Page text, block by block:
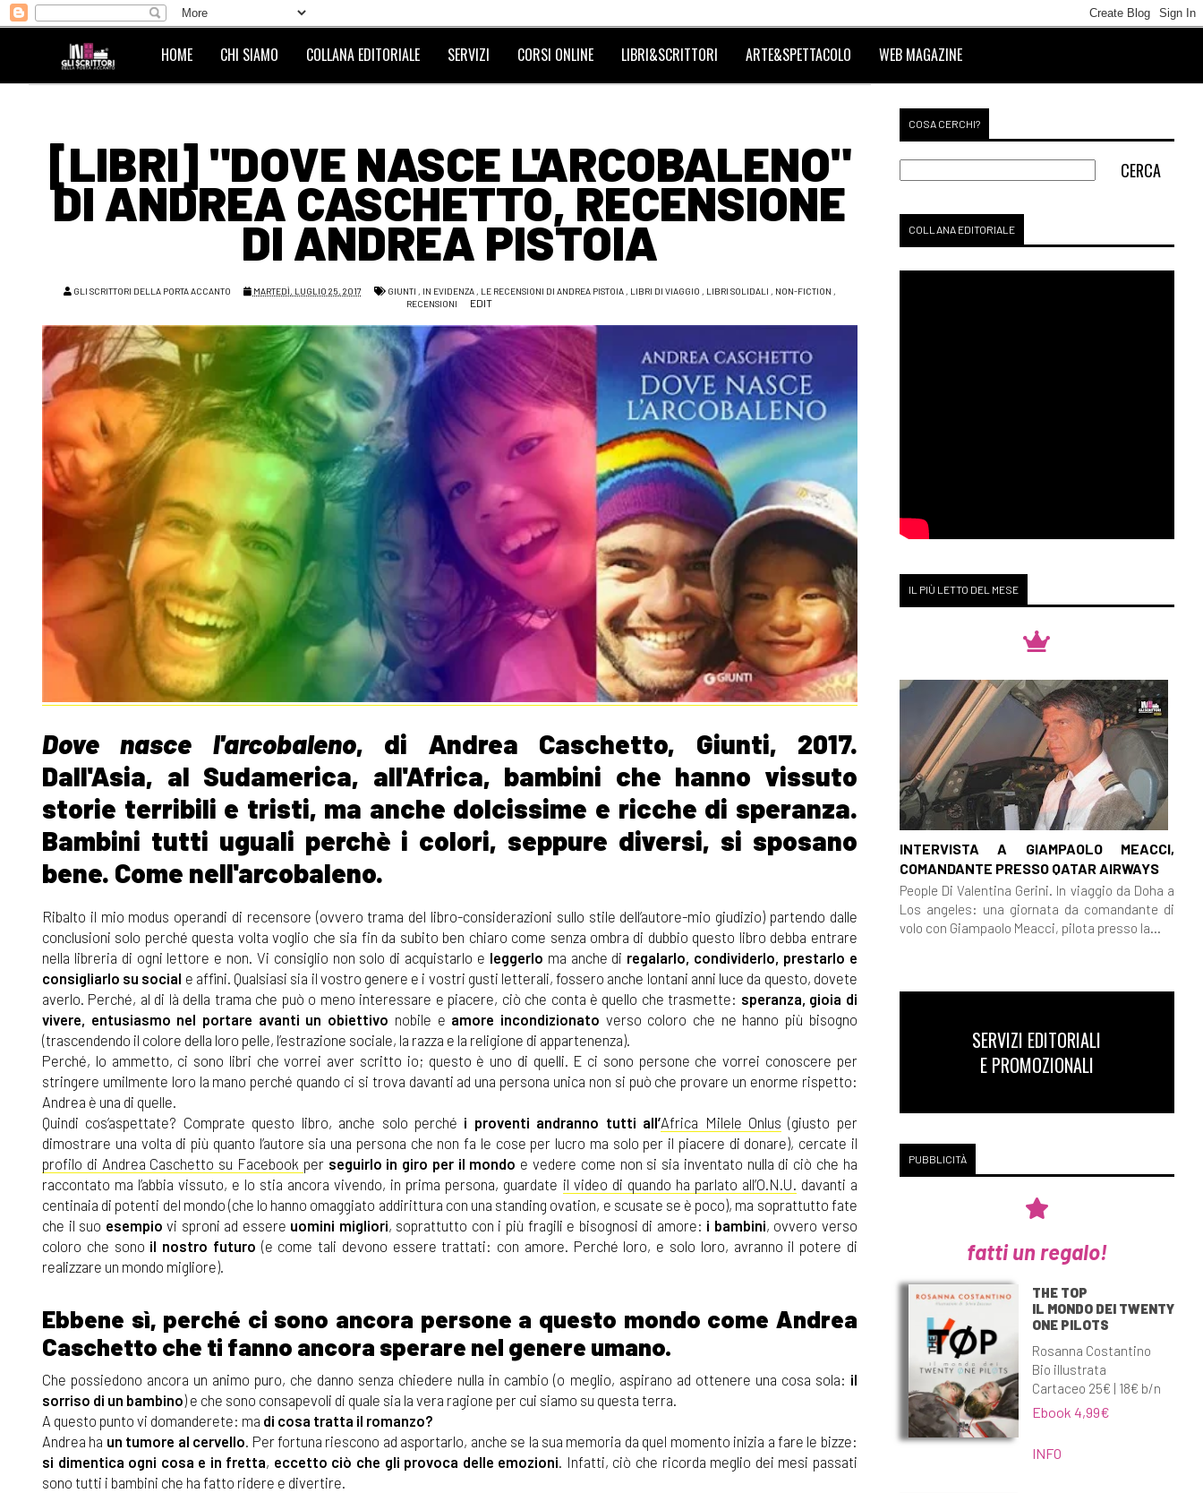
HOME CHI SIAMO COLLANA EDITORIALE SERVIZI CORSI ONLINE LIBRI&SCRITTORI ARTE&SPETTACOLO WEB MAGAZINE
[LIBRI] "DOVE NASCE L'ARCOBALENO"
DI ANDREA CASCHETTO, RECENSIONE
DI ANDREA PISTOIA
GLI SCRITTORI DELLA PORTA ACCANTO MARTEDÌ, LUGLIO 25, 2017 GIUNTI , IN EVIDENZA, LE RECENSIONI DI ANDREA PISTOIA, LIBRI DI VIAGGIO , LIBRI SOLIDALI , NON-FICTION ,
RECENSIONI
EDIT
Dove nasce l'arcobaleno, di Andrea Caschetto, Giunti, 2017.
Dall'Asia, al Sudamerica, all'Africa, bambini che hanno vissuto
storie terribili e tristi, ma anche dolcissime e ricche di speranza.
Bambini tutti uguali perchè i colori, seppure diversi, si sposano
bene. Come nell'arcobaleno.
Ribalto il mio modus operandi di recensore (ovvero trama del libro-considerazioni sullo stile dell’autore-mio giudizio) partendo dalle
conclusioni solo perché questa volta voglio che sia fin da subito ben chiaro come senza ombra di dubbio questo libro debba entrare
nella libreria di ogni lettore e non. Vi consiglio non solo di acquistarlo e leggerlo ma anche di regalarlo, condividerlo, prestarlo e
consigliarlo su social e affini. Qualsiasi sia il vostro genere e i vostri gusti letterali, fossero anche lontani anni luce da questo, dovete
averlo. Perché, al di là della trama che può o meno interessare e piacere, ciò che conta è quello che trasmette: speranza, gioia di
vivere, entusiasmo nel portare avanti un obiettivo nobile e amore incondizionato verso coloro che ne hanno più bisogno
(trascendendo il colore della loro pelle, l’estrazione sociale, la razza e la religione di appartenenza).
Perché, lo ammetto, ci sono libri che vorrei aver scritto io; questo è uno di quelli. E ci sono persone che vorrei conoscere per
stringere umilmente loro la mano perché quando ci si trova davanti ad una persona unica non si può che provare un enorme rispetto:
Andrea è una di quelle.
Quindi cos’aspettate? Comprate questo libro, anche solo perché i proventi andranno tutti all’Africa Milele Onlus (giusto per
dimostrare una volta di più quanto l’autore sia una persona che non fa le cose per lucro ma solo per il piacere di donare), cercate il
profilo di Andrea Caschetto su Facebook per seguirlo in giro per il mondo e vedere come non si sia inventato nulla di ciò che ha
raccontato ma l’abbia vissuto, e lo stia ancora vivendo, in prima persona, guardate il video di quando ha parlato all’O.N.U. davanti a
centinaia di potenti del mondo (che lo hanno omaggiato addirittura con una standing ovation, e scusate se è poco), ma soprattutto fate
che il suo esempio vi sproni ad essere uomini migliori, soprattutto con i più fragili e bisognosi di amore: i bambini, ovvero verso
coloro che sono il nostro futuro (e come tali devono essere trattati: con amore. Perché loro, e solo loro, avranno il potere di
realizzare un mondo migliore).
Ebbene sì, perché ci sono ancora persone a questo mondo come Andrea
Caschetto che ti fanno ancora sperare nel genere umano.
Che possiedono ancora un animo puro, che danno senza chiedere nulla in cambio (o meglio, aspirano ad ottenere una cosa sola: il
sorriso di un bambino) e che sono consapevoli di quale sia la vera ragione per cui siamo su questa terra.
A questo punto vi domanderete: ma di cosa tratta il romanzo?
Andrea ha un tumore al cervello. Per fortuna riescono ad asportarlo, anche se la sua memoria da quel momento inizia a fare le bizze:
si dimentica ogni cosa e in fretta, eccetto ciò che gli provoca delle emozioni. Infatti, ciò che ricorda meglio dei mesi passati
sono tutti i bambini che ha fatto ridere e divertire.
COSA CERCHI?
COLLANA EDITORIALE
IL PIÙ LETTO DEL MESE
INTERVISTA A GIAMPAOLO MEACCI,
COMANDANTE PRESSO QATAR AIRWAYS
People Di Valentina Gerini. In viaggio da Doha a
Los angeles: una giornata da comandante di
volo con Giampaolo Meacci, pilota presso la...
SERVIZI EDITORIALI
E PROMOZIONALI
PUBBLICITÀ
fatti un regalo!
THE TOP
IL MONDO DEI TWENTY
ONE PILOTS
Rosanna Costantino
Bio illustrata
Cartaceo 25€ | 18€ b/n
Ebook 4,99€
INFO